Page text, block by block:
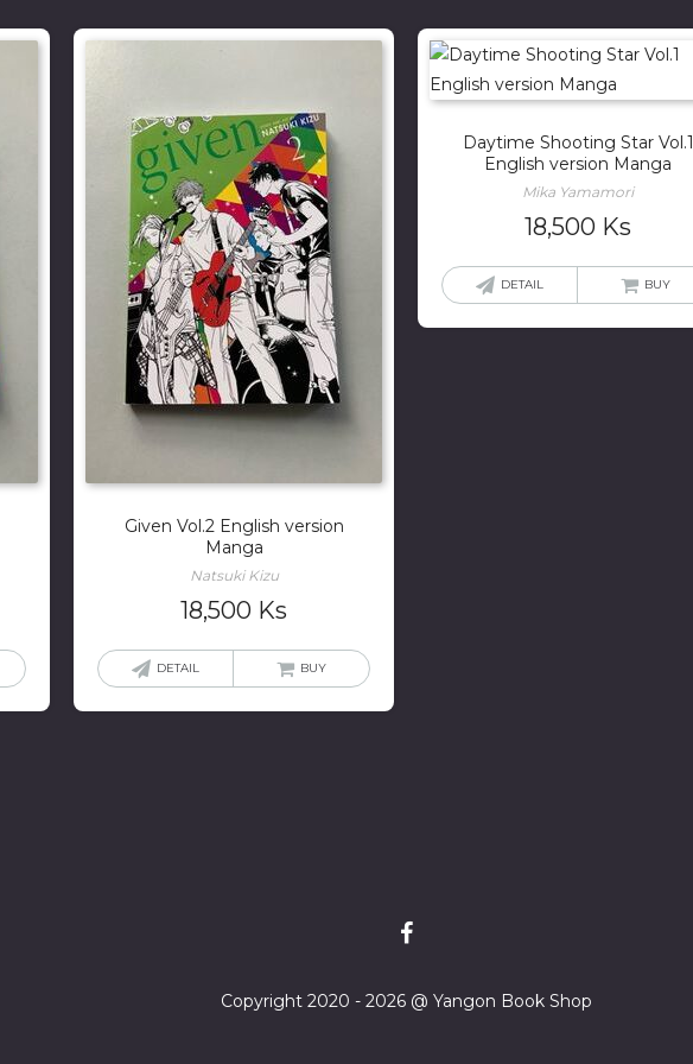
Given Vol.2 English version
Manga
Natsuki Kizu
18,500 Ks
DETAIL BUY
Daytime Shooting Star Vol.1
English version Manga
Mika Yamamori
18,500 Ks
DETAIL BUY
Copyright 2020 - 2026 @ Yangon Book Shop